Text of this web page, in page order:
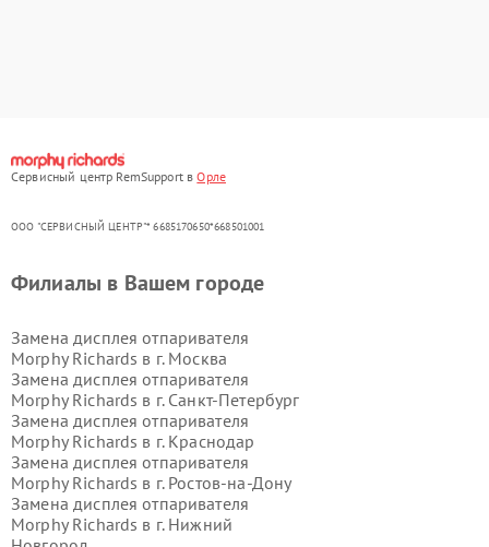
Сервисный центр RemSupport вОрле
ООО "СЕРВИСНЫЙ ЦЕНТР"* 6685170650*668501001
Филиалы в Вашем городе
Замена дисплея отпаривателя
Morphy Richards в г. Москва
Замена дисплея отпаривателя
Morphy Richards в г. Санкт-Петербург
Замена дисплея отпаривателя
Morphy Richards в г. Краснодар
Замена дисплея отпаривателя
Morphy Richards в г. Ростов-на-Дону
Замена дисплея отпаривателя
Morphy Richards в г. Нижний